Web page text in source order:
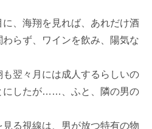
、海翔を見れば、あれだけ酒
らず、ワインを飲み、陽気な
翌々月には成人するらしいの
にしたが……、ふと、隣の男の
る視線は、男が放つ特有の物